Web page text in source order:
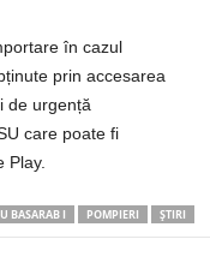
în cazul
prin accesarea
de urgență
care poate fi
Play.
BASARAB I POMPIERI ȘTIRI